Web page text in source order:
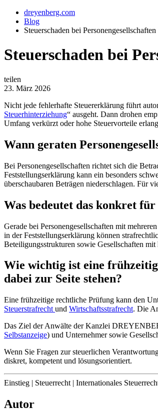
dreyenberg.com
Blog
Steuerschaden bei
Steuerschaden bei
teilen
23. März 2026
Nicht jede fehlerhafte Steuererklärung führt
Steuerhinterziehung“ ausgeht. Dann drohen
Umfang verkürzt oder hohe Steuervorteile
Wann geraten
Bei Personengesellschaften richtet sich die
Feststellungserklärung kann ein besonders
überschaubaren Beträgen niederschlagen. Für
Was bedeutet das konkret
Gerade bei Personengesellschaften mit
in der Feststellungserklärung können
Beteiligungsstrukturen sowie Gesellschaften
Wie wichtig ist eine
dabei zur Seite stehen?
Eine frühzeitige rechtliche Prüfung kann den
Steuerstrafrecht und Wirtschaftsstrafrecht. Die
Das Ziel der Anwälte der Kanzlei
Selbstanzeige) und Unternehmer sowie
Wenn Sie Fragen zur steuerlichen
diskret, kompetent und lösungsorientiert.
Einstieg | Steuerrecht | Internationales
Autor